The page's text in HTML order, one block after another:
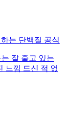
는 단백질 공식
잘 줄고 있는
느낌 드신 적 없